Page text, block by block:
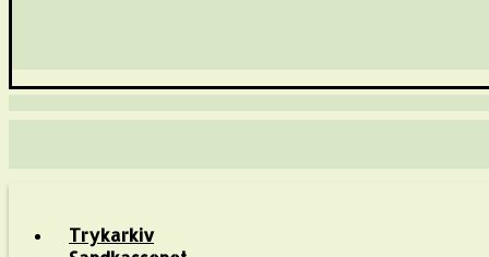
Trykarkiv